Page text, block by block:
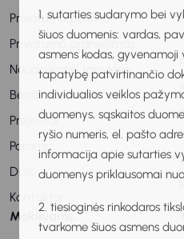
1. sutarties sudarymo bei
šiuos duomenis: vardas,
asmens kodas, gyvenamoji
tapatybę patvirtinančio
individualios veiklos
duomenys, sąskaitos
ryšio numeris, el. pašto
informacija apie sutarties
duomenys priklausomai
2. tiesioginės rinkodaros
tvarkome šiuos asmens
Privatumo politika
Privatumo pranešimas
Naudojimosi taisyklės
Bendradarbiavimas
Projektai
Parama
DUK
Kontaktai
Mokiniams